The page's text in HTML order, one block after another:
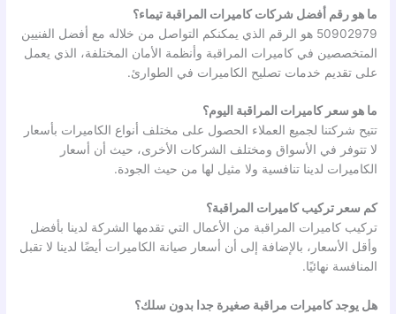
ما هو رقم أفضل شركات كاميرات المراقبة تيماء؟
50902979 هو الرقم الذي يمكنكم التواصل من خلاله مع أفضل الفنيين
المتخصصين في كاميرات المراقبة وأنظمة الأمان المختلفة، الذي يعمل
على تقديم خدمات تصليح الكاميرات في الطوارئ.
ما هو سعر كاميرات المراقبة اليوم؟
تتيح شركتنا لجميع العملاء الحصول على مختلف أنواع الكاميرات بأسعار
لا تتوفر في الأسواق ومختلف الشركات الأخرى، حيث أن أسعار
الكاميرات لدينا تنافسية ولا مثيل لها من حيث الجودة.
كم سعر تركيب كاميرات المراقبة؟
تركيب كاميرات المراقبة من الأعمال التي تقدمها الشركة لدينا بأفضل
وأقل الأسعار، بالإضافة إلى أن أسعار صيانة الكاميرات أيضًا لدينا لا تقبل
المنافسة نهائيًا.
هل يوجد كاميرات مراقبة صغيرة جدا بدون سلك؟